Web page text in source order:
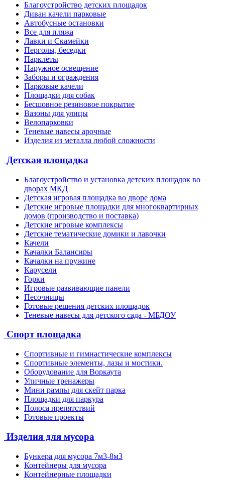
Благоустройство детских площадок
Диван качели парковые
Автобусные остановки
Все для пляжа
Лавки и Скамейки
Перголы, беседки
Парклеты
Наружное освещение
Заборы и ограждения
Парковые качели
Площадки для собак
Бесшовное резиновое покрытие
Вазоны для улицы
Велопарковки
Теневые навесы арочные
Изделия из металла любой сложности
Детская площадка
Благоустройство и установка детских площадок во
дворах МКД
Детская игровая площадка во дворе дома
Детские игровые площадки для многоквартирных
домов (производство и поставка)
Детские игровые комплексы
Детские тематические домики и лавочки
Качели
Качалки Балансиры
Качалки на пружине
Карусели
Горки
Игровые развивающие панели
Песочницы
Готовые решения детских площадок
Теневые навесы для детского сада - МБДОУ
Спорт площадка
Спортивные и гимнастические комплексы
Спортивные элементы, лазы и мостики.
Оборудование для Воркаута
Уличные тренажеры
Мини рампы для скейт парка
Площадки для паркура
Полоса препятствий
Готовые проекты
Изделия для мусора
Бункера для мусора 7м3-8м3
Контейнеры для мусора
Контейнерные площадки